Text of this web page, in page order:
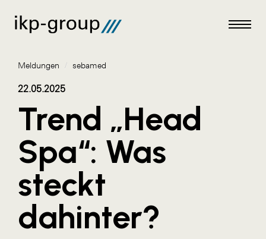
Meldungen
AKTUELLES
ACO
ALEX Krems
Amazon Web Services
Meldungen / sebamed
22.05.2025
Trend „Head
Spa“: Was
steckt
dahinter?